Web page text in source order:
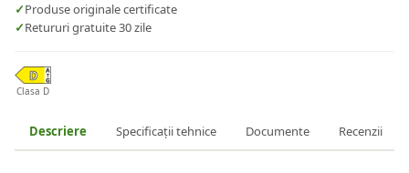
✓Produse originale certificate
✓Retururi gratuite 30 zile
Clasa D
Descriere Specificații tehnice Documente Recenzii